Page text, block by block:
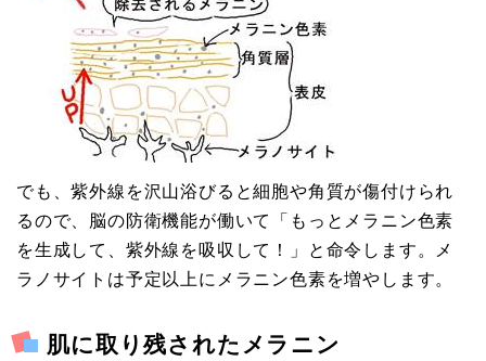
でも、紫外線を沢山浴びると細胞や角質が傷付けられ
るので、脳の防衛機能が働いて「もっとメラニン色素
を生成して、紫外線を吸収して！」と命令します。メ
ラノサイトは予定以上にメラニン色素を増やします。
肌に取り残されたメラニン